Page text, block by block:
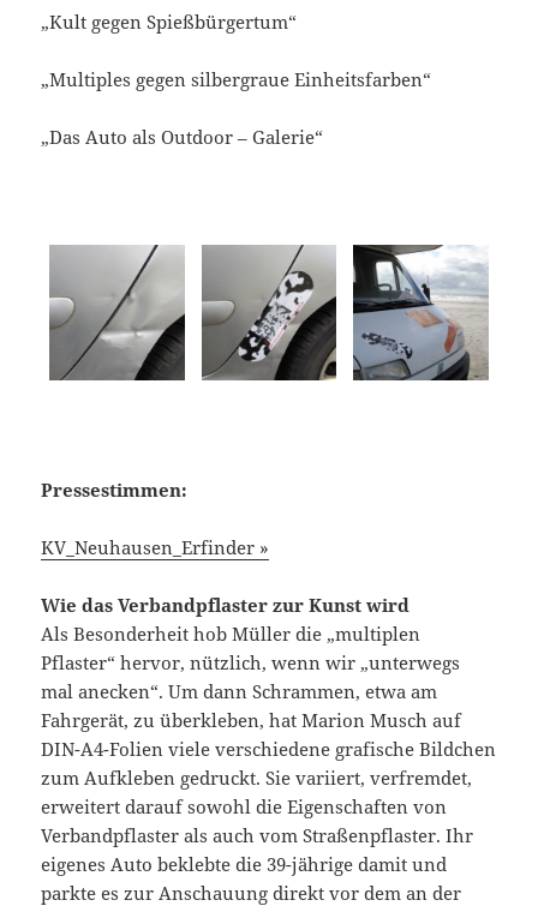
„Kult gegen Spießbürgertum“
„Multiples gegen silbergraue Einheitsfarben“
„Das Auto alsOutdoor – Galerie“
Pressestimmen:
KV_Neuhausen_Erfinder »
Wie das Verbandpflaster zur Kunst wird
Als Besonderheit hob Müller die „multiplen
Pflaster“ hervor, nützlich, wenn wir „unterwegs
mal anecken“. Um dann Schrammen, etwa am
Fahrgerät, zu überkleben, hat Marion Musch auf
DIN-A4-Folien viele verschiedene grafische Bildchen
zum Aufkleben gedruckt. Sie variiert, verfremdet,
erweitert darauf sowohl die Eigenschaften von
Verbandpflaster als auch vom Straßenpflaster. Ihr
eigenes Auto beklebte die 39-jährige damit und
parkte es zur Anschauung direkt vor dem an der